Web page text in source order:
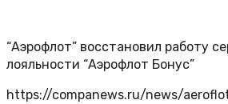
“Аэрофлот” восстановил работу
лояльности “Аэрофлот Бонус”
https://companews.ru/news/